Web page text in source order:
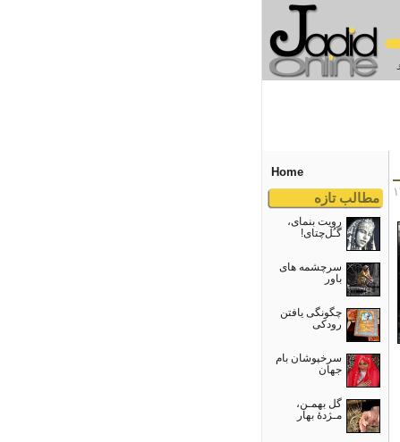
Home
مطالب تازه
رویت بنمای،
گـُل‌چتای!
سرچشمه های
باور
چگونگی یافتن
رودکی
سرخپوشان بام
جهان
گل بهمـن،
مـژدۀ بهار